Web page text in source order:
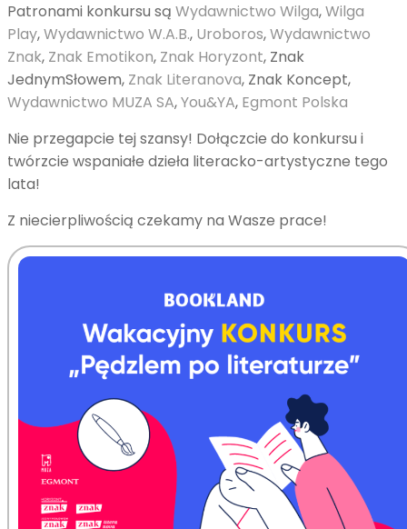
Patronami konkursu są Wydawnictwo Wilga,Wilga
Play,Wydawnictwo W.A.B., Uroboros,Wydawnictwo
Znak, Znak Emotikon, Znak Horyzont, Znak
JednymSłowem, Znak Literanova, Znak Koncept,
Wydawnictwo MUZA SA,You&YA, Egmont Polska
Nie przegapcie tej szansy! Dołączcie do konkursu i
twórzcie wspaniałe dzieła literacko-artystyczne tego
lata!
Z niecierpliwością czekamy na Wasze prace!